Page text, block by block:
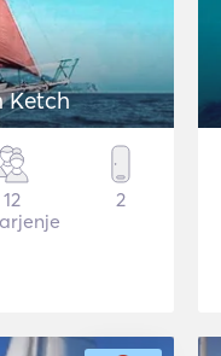
Ketch
12
2